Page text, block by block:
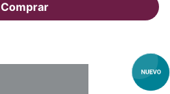
Comprar